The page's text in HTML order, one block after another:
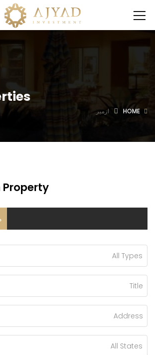
HOME ازمير
Property